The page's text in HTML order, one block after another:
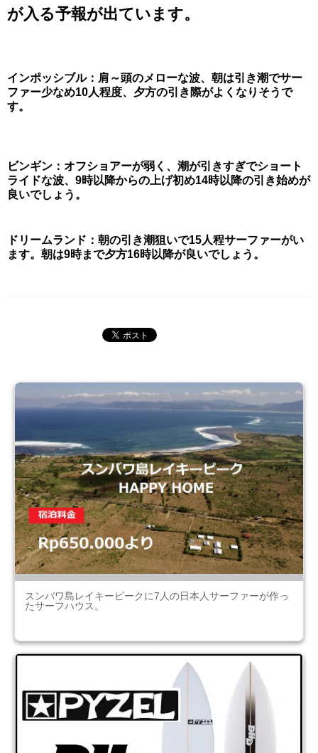
が入る予報が出ています。
インポッシブル：肩～頭のメローな波、朝は引き潮でサー
ファー少なめ10人程度、夕方の引き際がよくなりそうで
す。
ビンギン：オフショアーが弱く、潮が引きすぎでショート
ライドな波、9時以降からの上げ初め14時以降の引き始めが
良いでしょう。
ドリームランド：朝の引き潮狙いで15人程サーファーがい
ます。朝は9時まで夕方16時以降が良いでしょう。
スンバワ島レイキーピークに7人の日本人サーファーが作っ
たサーフハウス。